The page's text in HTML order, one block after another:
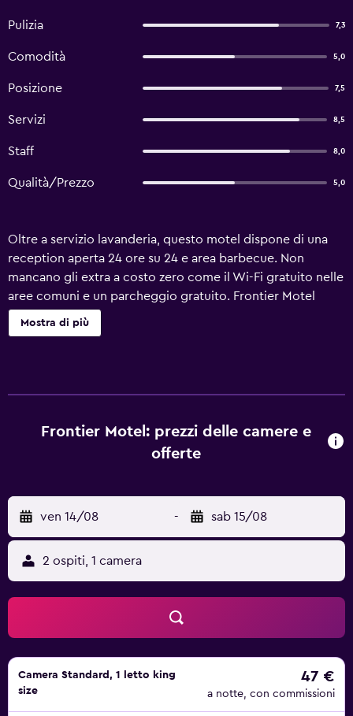
Pulizia 7,3
Comodità 5,0
Posizione 7,5
Servizi 8,5
Staff 8,0
Qualità/Prezzo 5,0
Oltre a servizio lavanderia, questo motel dispone di una
reception aperta 24 ore su 24 e area barbecue. Non
mancano gli extra a costo zero come il Wi-Fi gratuito nelle
aree comuni e un parcheggio gratuito. Frontier Motel
offre 44 sistemazioni con aria condizionata, ferri/assi da
stiro e set di cortesia gratuiti. Sono disponibili frigorifero e
40 pollici con canali premium via satellite. Le pulizie
vengono eseguite tutti i giorni.
Mostra di più
Frontier Motel: prezzi delle camere e
offerte
ven 14/08 - sab 15/08
2 ospiti, 1 camera
Camera Standard, 1 letto king
size
47 €
a notte, con commissioni